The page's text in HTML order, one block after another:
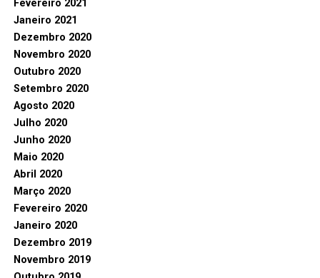
Fevereiro 2021
Janeiro 2021
Dezembro 2020
Novembro 2020
Outubro 2020
Setembro 2020
Agosto 2020
Julho 2020
Junho 2020
Maio 2020
Abril 2020
Março 2020
Fevereiro 2020
Janeiro 2020
Dezembro 2019
Novembro 2019